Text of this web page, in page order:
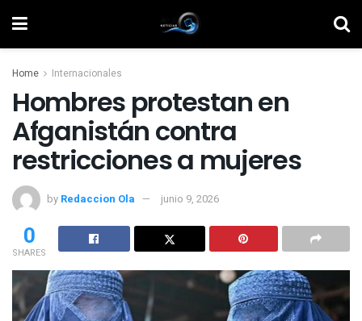
Home Internacionales
Hombres protestan en
Afganistán contra
restricciones a mujeres
by Redaccion Ola junio 9, 2026
0
SHARES